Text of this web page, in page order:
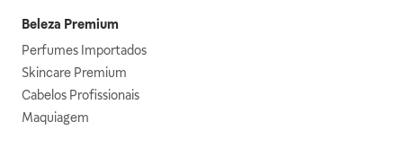
Beleza Premium
Perfumes Importados
Skincare Premium
Cabelos Profissionais
Maquiagem